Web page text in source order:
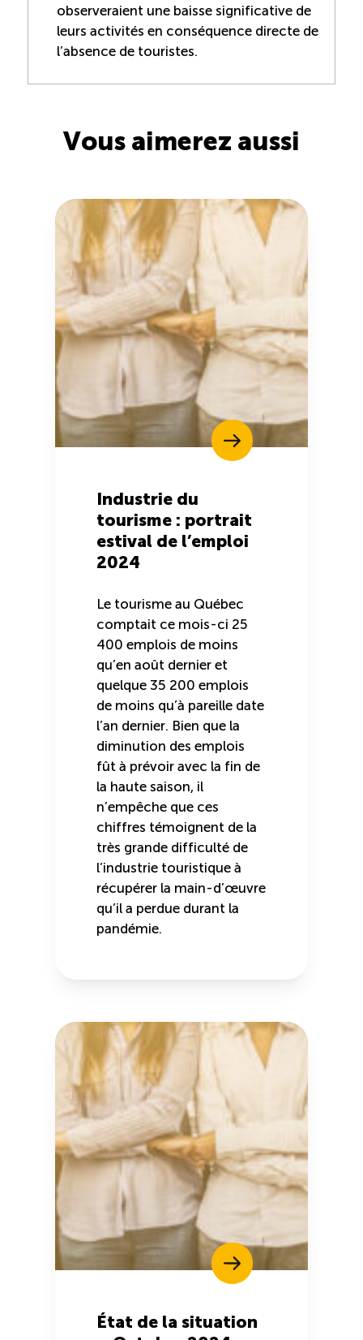
observeraient une baisse significative de
leurs activités en conséquence directe de
l’absence de touristes.
Vous aimerez aussi
Industrie du
tourisme : portrait
estival de l’emploi
2024
Le tourisme au Québec
comptait ce mois-ci 25
400 emplois de moins
qu’en août dernier et
quelque 35 200 emplois
de moins qu’à pareille date
l’an dernier. Bien que la
diminution des emplois
fût à prévoir avec la fin de
la haute saison, il
n’empêche que ces
chiffres témoignent de la
très grande difficulté de
l’industrie touristique à
récupérer la main-d’œuvre
qu’il a perdue durant la
pandémie.
État de la situation